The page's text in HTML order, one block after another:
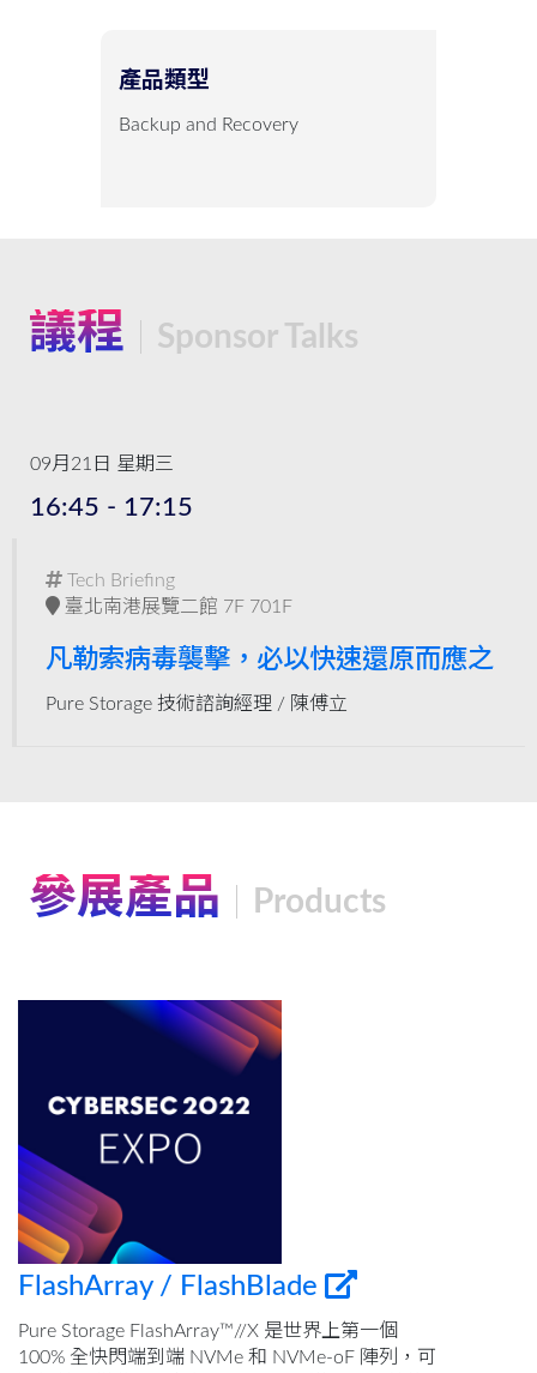
產品類型
Backup and Recovery
議程 Sponsor Talks
09月21日 星期三
16:45 - 17:15
Tech Briefing
臺北南港展覽二館 7F 701F
凡勒索病毒襲擊，必以快速還原而應之
Pure Storage 技術諮詢經理 / 陳傅立
參展產品 Products
FlashArray / FlashBlade
Pure Storage FlashArray™//X 是世界上第一個
100% 全快閃端到端 NVMe 和 NVMe-oF 陣列，可